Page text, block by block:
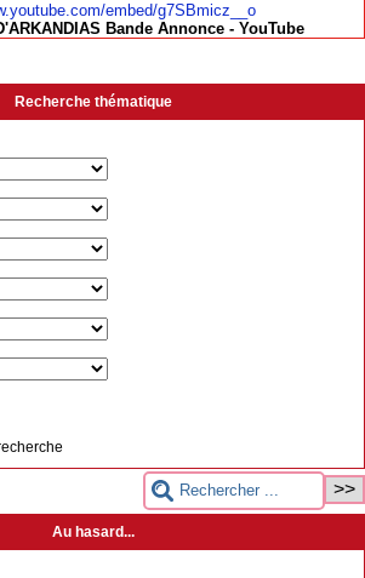
embed/g7SBmicz__o
Bande Annonce - YouTube
Recherche thématique
Au hasard...